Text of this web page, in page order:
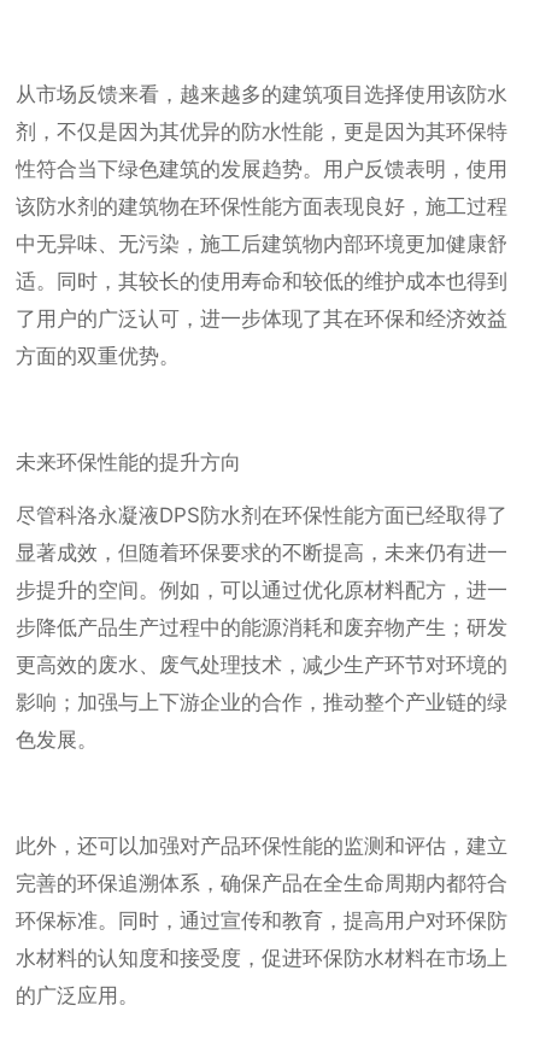
从市场反馈来看，越来越多的建筑项目选择使用该防水
剂，不仅是因为其优异的防水性能，更是因为其环保特
性符合当下绿色建筑的发展趋势。用户反馈表明，使用
该防水剂的建筑物在环保性能方面表现良好，施工过程
中无异味、无污染，施工后建筑物内部环境更加健康舒
适。同时，其较长的使用寿命和较低的维护成本也得到
了用户的广泛认可，进一步体现了其在环保和经济效益
方面的双重优势。
未来环保性能的提升方向
尽管科洛永凝液DPS防水剂在环保性能方面已经取得了
显著成效，但随着环保要求的不断提高，未来仍有进一
步提升的空间。例如，可以通过优化原材料配方，进一
步降低产品生产过程中的能源消耗和废弃物产生；研发
更高效的废水、废气处理技术，减少生产环节对环境的
影响；加强与上下游企业的合作，推动整个产业链的绿
色发展。
此外，还可以加强对产品环保性能的监测和评估，建立
完善的环保追溯体系，确保产品在全生命周期内都符合
环保标准。同时，通过宣传和教育，提高用户对环保防
水材料的认知度和接受度，促进环保防水材料在市场上
的广泛应用。